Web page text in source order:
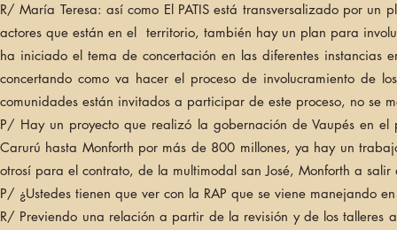
R/ María Teresa: así como El PATIS está transversalizado por
actores que están en el territorio, también hay un plan para
ha iniciado el tema de concertación en las diferentes
concertando como va hacer el proceso de involucramiento de
comunidades están invitados a participar de este proceso, no se
P/ Hay un proyecto que realizó la gobernación de Vaupés en
Carurú hasta Monforth por más de 800 millones, ya hay un
otrosí para el contrato, de la multimodal san José, Monforth a
P/ ¿Ustedes tienen que ver con la RAP que se viene manejando
R/ Previendo una relación a partir de la revisión y de los